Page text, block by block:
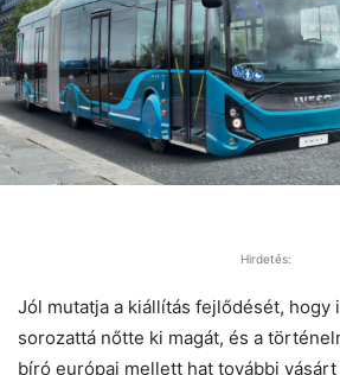
Hirdetés:
Jól mutatja a kiállítás fejlődését, hogy
sorozattá nőtte ki magát, és a
bíró európai mellett hat további